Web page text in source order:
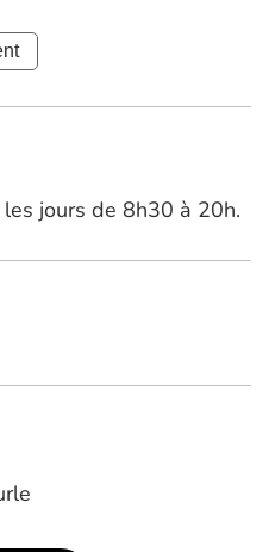
jours de 8h30 à 20h.